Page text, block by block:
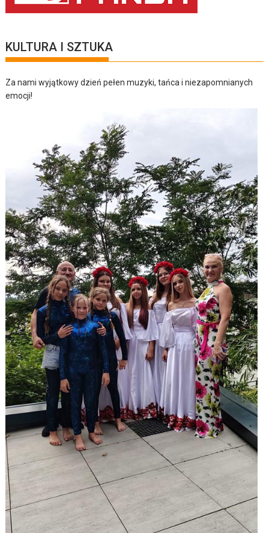
KULTURA I SZTUKA
Za nami wyjątkowy dzień pełen muzyki, tańca i niezapomnianych
emocji!